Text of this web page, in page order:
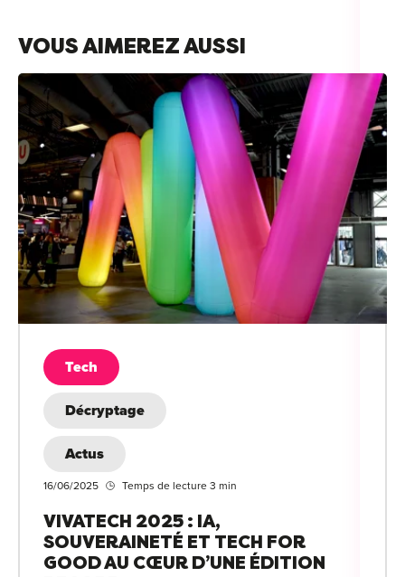
VOUS AIMEREZ AUSSI
Tech
Décryptage
Actus
16/06/2025 Temps de lecture 3 min
VIVATECH 2025 : IA,
SOUVERAINETÉ ET TECH FOR
GOOD AU CŒUR D’UNE ÉDITION